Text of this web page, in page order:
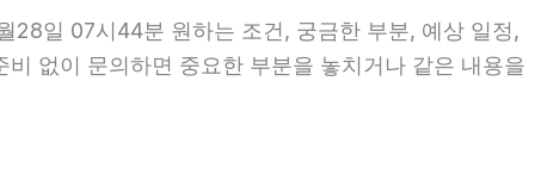
28일 07시44분 원하는 조건, 궁금한 부분, 예상 일정,
없이 문의하면 중요한 부분을 놓치거나 같은 내용을